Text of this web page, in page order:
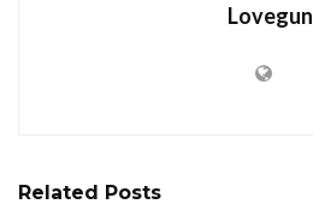
Lovegun
Related Posts